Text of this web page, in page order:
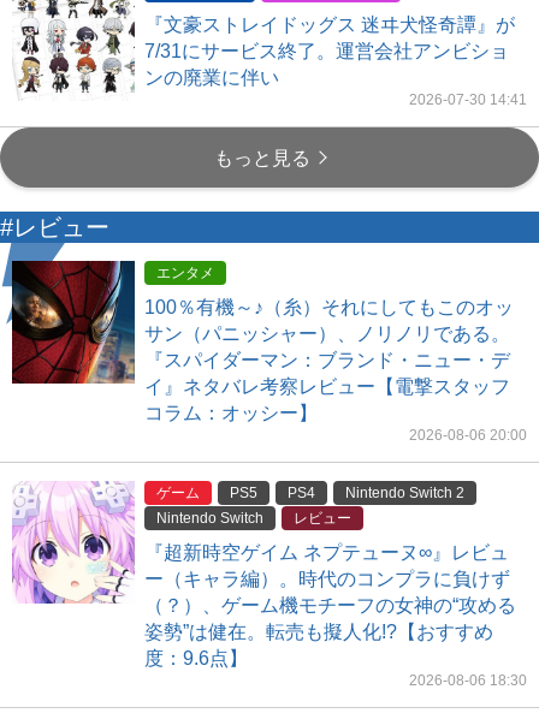
『文豪ストレイドッグス 迷ヰ犬怪奇譚』が
7/31にサービス終了。運営会社アンビショ
ンの廃業に伴い
2026-07-30 14:41
もっと見る
#レビュー
エンタメ
100％有機～♪（糸）それにしてもこのオッ
サン（パニッシャー）、ノリノリである。
『スパイダーマン：ブランド・ニュー・デ
イ』ネタバレ考察レビュー【電撃スタッフ
コラム：オッシー】
2026-08-06 20:00
ゲーム PS5 PS4
Nintendo Switch 2
Nintendo Switch
レビュー
『超新時空ゲイム ネプテューヌ∞』レビュ
ー（キャラ編）。時代のコンプラに負けず
（？）、ゲーム機モチーフの女神の“攻める
姿勢”は健在。転売も擬人化!?【おすすめ
度：9.6点】
2026-08-06 18:30